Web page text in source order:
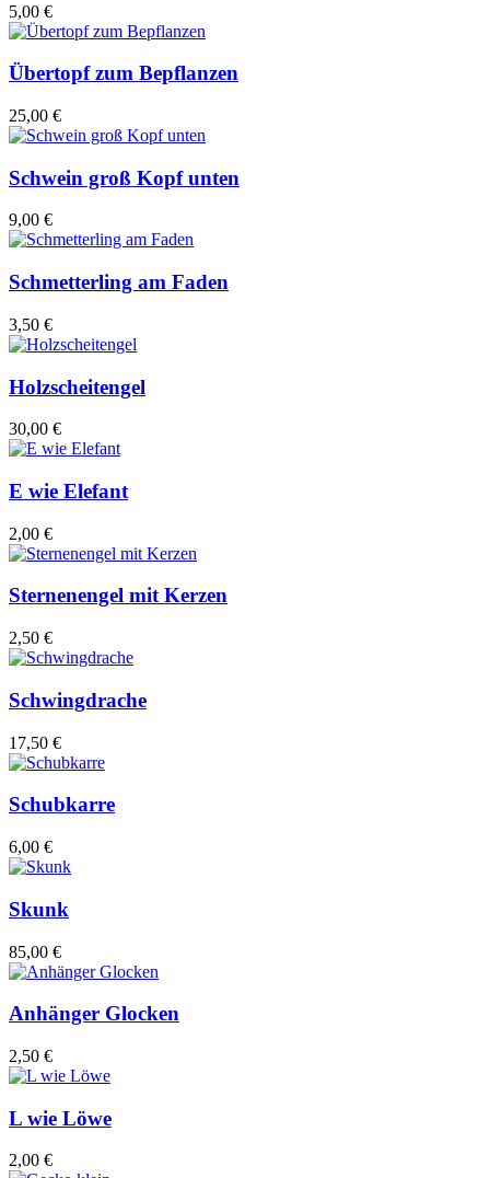
5,00 €
Übertopf zum Bepflanzen
25,00 €
Schwein groß Kopf unten
9,00 €
Schmetterling am Faden
3,50 €
Holzscheitengel
30,00 €
E wie Elefant
2,00 €
Sternenengel mit Kerzen
2,50 €
Schwingdrache
17,50 €
Schubkarre
6,00 €
Skunk
85,00 €
Anhänger Glocken
2,50 €
L wie Löwe
2,00 €